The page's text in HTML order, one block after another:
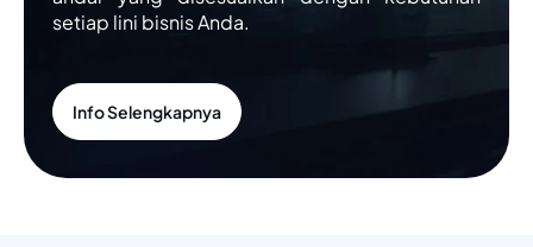
setiap lini bisnis Anda.
Info Selengkapnya